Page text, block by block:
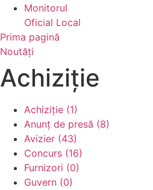
Monitorul
Oficial Local
Prima pagină
Noutăți
Achiziție
Achiziție (1)
Anunț de presă (8)
Avizier (43)
Concurs (16)
Furnizori (0)
Guvern (0)